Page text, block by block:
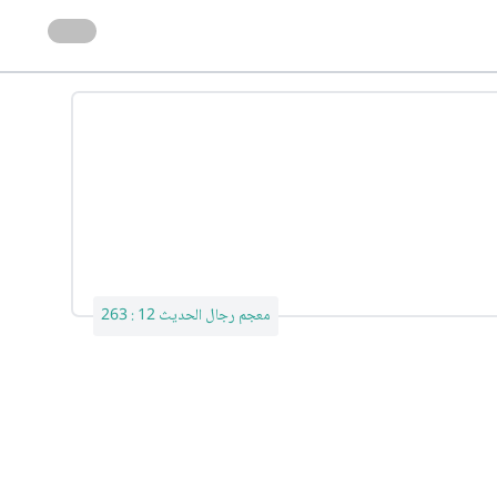
معجم رجال الحديث 12 : 263